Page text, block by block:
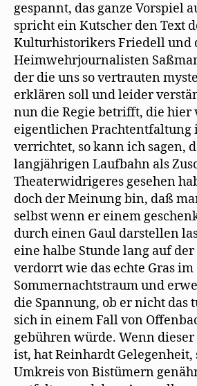
gespannt, das ganze Vorspiel
spricht ein Kutscher den Text
Kulturhistorikers Friedell und
Heimwehrjournalisten
der die uns so vertrauten
erklären soll und leider
nun die Regie betrifft, die hier
eigentlichen Prachtentfaltung
verrichtet, so kann ich sagen,
langjährigen Laufbahn als
Theaterwidrigeres gesehen
doch der Meinung bin, daß
selbst wenn er einem
durch einen Gaul darstellen
eine halbe Stunde lang auf der
verdorrt wie das echte Gras im
Sommernachtstraum und
die Spannung, ob er nicht das
sich in einem Fall von
gebühren würde. Wenn dieser
ist, hat Reinhardt Gelegenheit,
Umkreis von Bistümern